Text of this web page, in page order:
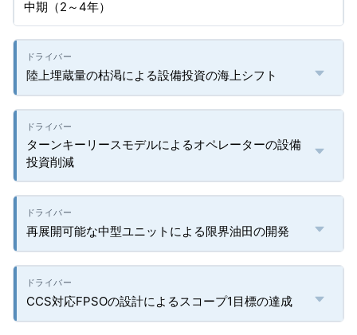
中期（2～4年）
陸上埋蔵量の枯渇による設備投資の海上シフト
ターンキーリースモデルによるオペレーターの設備
投資削減
再展開可能な中型ユニットによる限界油田の開発
CCS対応FPSOの設計によるスコープ1目標の達成